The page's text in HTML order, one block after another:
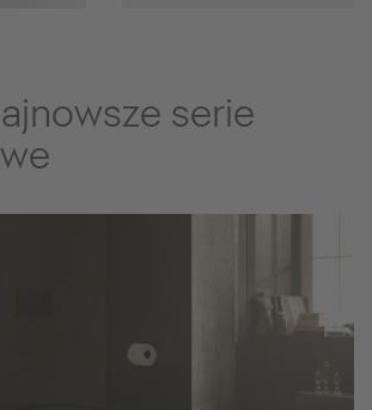
serie